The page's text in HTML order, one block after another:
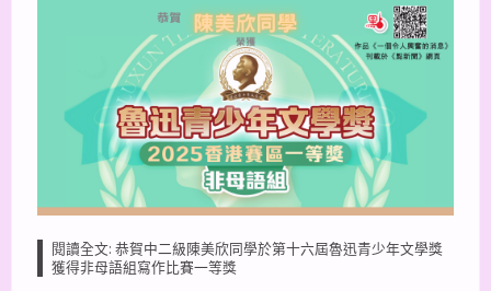
閱讀全文: 恭賀中二級陳美欣同學於第十六屆魯迅青少年文學獎
獲得非母語組寫作比賽一等獎